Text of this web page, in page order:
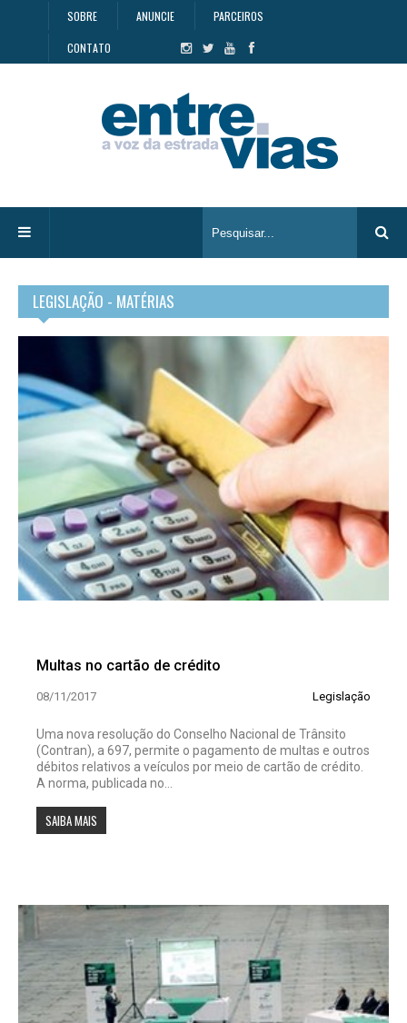
SOBRE ANUNCIE PARCEIROS
CONTATO
LEGISLAÇÃO - MATÉRIAS
Multas no cartão de crédito
08/11/2017 Legislação
Uma nova resolução do Conselho Nacional de Trânsito
(Contran), a 697, permite o pagamento de multas e outros
débitos relativos a veículos por meio de cartão de crédito.
A norma, publicada no...
SAIBA MAIS